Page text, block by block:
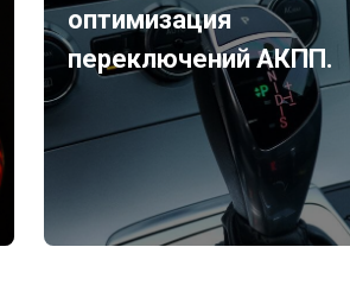
оптимизация
переключений АКПП.